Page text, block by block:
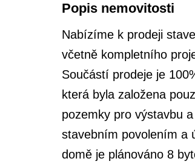
Popis nemovitosti
Nabízíme k prodeji
včetně kompletního
Součástí prodeje je
která byla založena
pozemky pro výstavbu
stavebním povolením a
domě je plánováno 8